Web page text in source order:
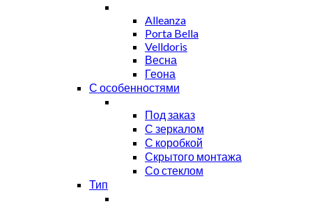
Alleanza
Porta Bella
Velldoris
Весна
Геона
С особенностями
Под заказ
С зеркалом
С коробкой
Скрытого монтажа
Со стеклом
Тип